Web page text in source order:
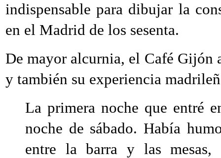
indispensable para dibujar la
en el Madrid de los sesenta.
De mayor alcurnia, el Café Gijón
y también su experiencia
La primera noche que entré
noche de sábado. Había
entre la barra y las mesas,